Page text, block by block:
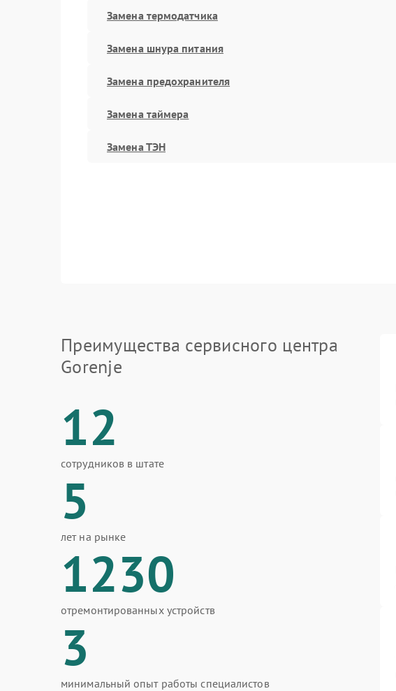
Замена термодатчика
Замена шнура питания
Замена предохранителя
Замена таймера
Замена ТЭН
Преимущества сервисного центра
Gorenje
12
сотрудников в штате
5
лет на рынке
1230
отремонтированных устройств
3
минимальный опыт работы специалистов